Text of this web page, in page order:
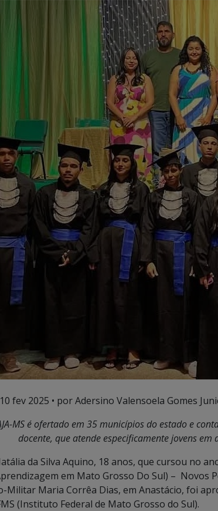
10 fev 2025 • por Adersino Valensoela Gomes
MS é ofertado em 35 municípios do estado e
docente, que atende especificamente jovens em
da Silva Aquino, 18 anos, que cursou no
em Mato Grosso Do Sul) – Novos
Militar Maria Corrêa Dias, em Anastácio, foi
(Instituto Federal de Mato Grosso do Sul).